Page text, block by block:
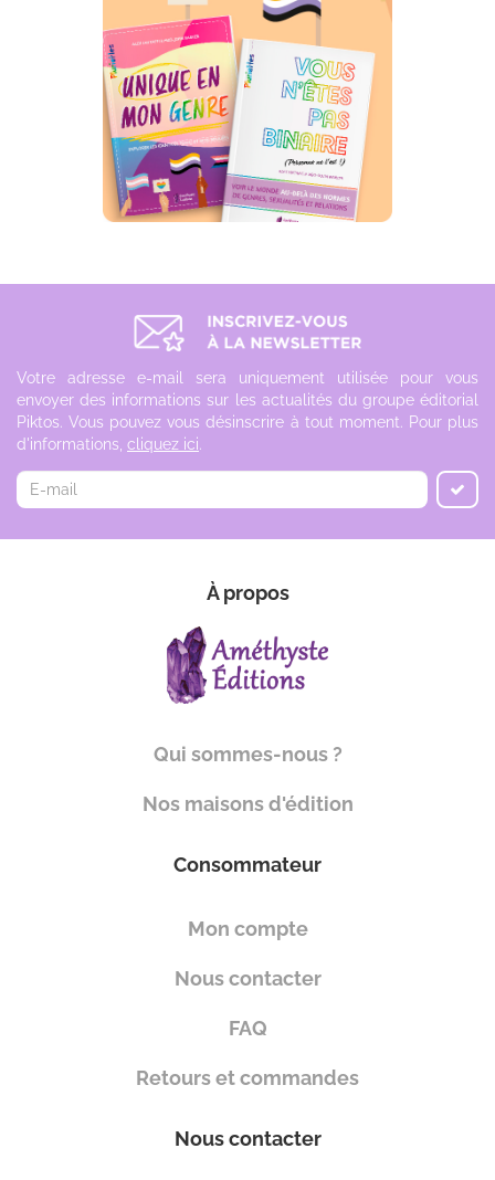
Votre adresse e-mail sera uniquement utilisée pour vous
envoyer des informations sur les actualités du groupe éditorial
Piktos. Vous pouvez vous désinscrire à tout moment. Pour plus
d'informations, cliquez ici.
À propos
Qui sommes-nous ?
Nos maisons d'édition
Consommateur
Mon compte
Nous contacter
FAQ
Retours et commandes
Nous contacter